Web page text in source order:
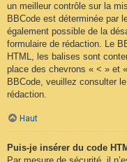
un meilleur contrôle sur la
BBCode est déterminée par
également possible de la
formulaire de rédaction. Le
HTML, les balises sont
place des chevrons « < » et
BBCode, veuillez consulter
rédaction.
Haut
Puis-je insérer du code